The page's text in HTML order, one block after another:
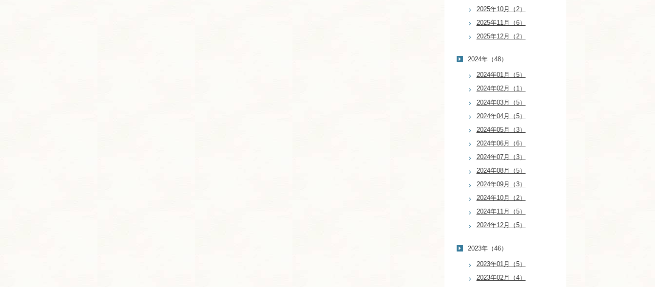
2025年10月（2）
2025年11月（6）
2025年12月（2）
2024年（48）
2024年01月（5）
2024年02月（1）
2024年03月（5）
2024年04月（5）
2024年05月（3）
2024年06月（6）
2024年07月（3）
2024年08月（5）
2024年09月（3）
2024年10月（2）
2024年11月（5）
2024年12月（5）
2023年（46）
2023年01月（5）
2023年02月（4）